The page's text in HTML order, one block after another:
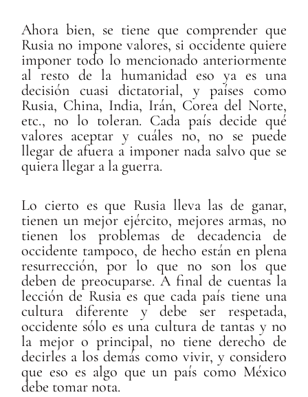
Ahora bien, se tiene que comprender que
Rusia no impone valores, si occidente quiere
imponer todo lo mencionado anteriormente
al resto de la humanidad eso ya es una
decisión cuasi dictatorial, y países como
Rusia, China, India, Irán, Corea del Norte,
etc., no lo toleran. Cada país decide qué
valores aceptar y cuáles no, no se puede
llegar de afuera a imponer nada salvo que se
quiera llegar a la guerra.
Lo cierto es que Rusia lleva las de ganar,
tienen un mejor ejército, mejores armas, no
tienen los problemas de decadencia de
occidente tampoco, de hecho están en plena
resurrección, por lo que no son los que
deben de preocuparse. A final de cuentas la
lección de Rusia es que cada país tiene una
cultura diferente y debe ser respetada,
occidente sólo es una cultura de tantas y no
la mejor o principal, no tiene derecho de
decirles a los demás como vivir, y considero
que eso es algo que un país como México
debe tomar nota.